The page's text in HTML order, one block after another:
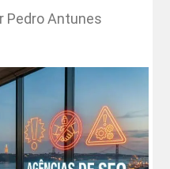
Pedro Antunes